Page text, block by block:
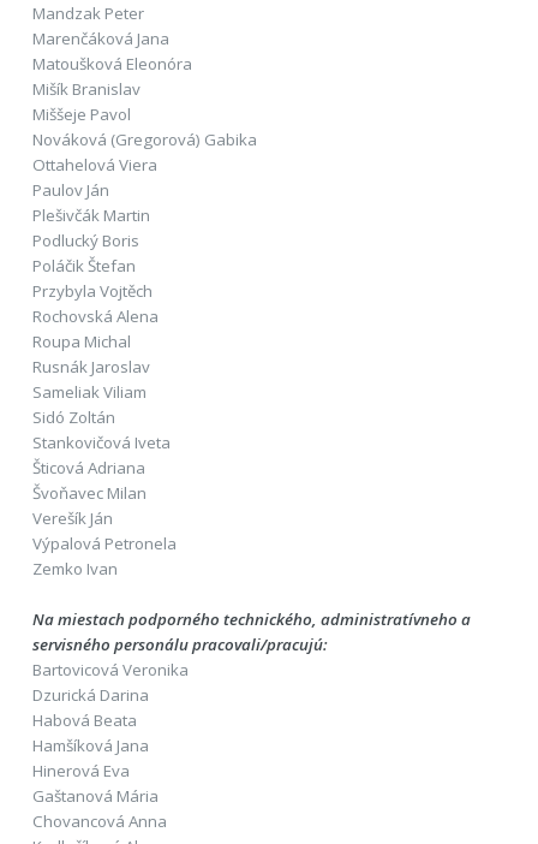
Mandzak Peter
Marenčáková Jana
Matoušková Eleonóra
Mišík Branislav
Miššeje Pavol
Nováková (Gregorová) Gabika
Ottahelová Viera
Paulov Ján
Plešivčák Martin
Podlucký Boris
Poláčik Štefan
Przybyla Vojtěch
Rochovská Alena
Roupa Michal
Rusnák Jaroslav
Sameliak Viliam
Sidó Zoltán
Stankovičová Iveta
Šticová Adriana
Švoňavec Milan
Verešík Ján
Výpalová Petronela
Zemko Ivan
Na miestach podporného technického, administratívneho a
servisného personálu pracovali/pracujú:
Bartovicová Veronika
Dzurická Darina
Habová Beata
Hamšíková Jana
Hinerová Eva
Gaštanová Mária
Chovancová Anna